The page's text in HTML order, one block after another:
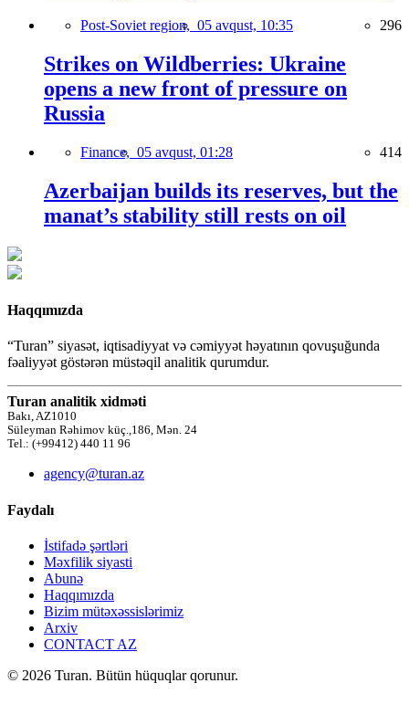
Post-Soviet region, 05 avqust, 10:35 296
Strikes on Wildberries: Ukraine
opens a new front of pressure on
Russia
Finance, 05 avqust, 01:28 414
Azerbaijan builds its reserves, but the
manat’s stability still rests on oil
Haqqımızda
“Turan” siyasət, iqtisadiyyat və cəmiyyət həyatının qovuşuğunda
fəaliyyət göstərən müstəqil analitik qurumdur.
Turan analitik xidməti
Bakı, AZ1010
Süleyman Rəhimov küç.,186, Mən. 24
Tel.: (+99412) 440 11 96
agency@turan.az
Faydalı
İstifadə şərtləri
Məxfilik siyasti
Abunə
Haqqımızda
Bizim mütəxəssislərimiz
Arxiv
CONTACT AZ
© 2026 Turan. Bütün hüquqlar qorunur.